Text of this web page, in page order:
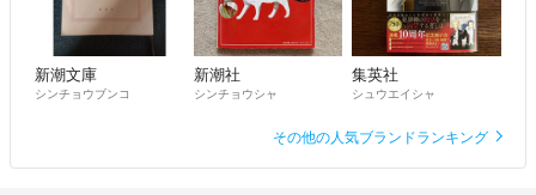
新潮文庫
シンチョウブンコ
新潮社
シンチョウシャ
集英社
シュウエイシャ
その他の人気ブランドランキング